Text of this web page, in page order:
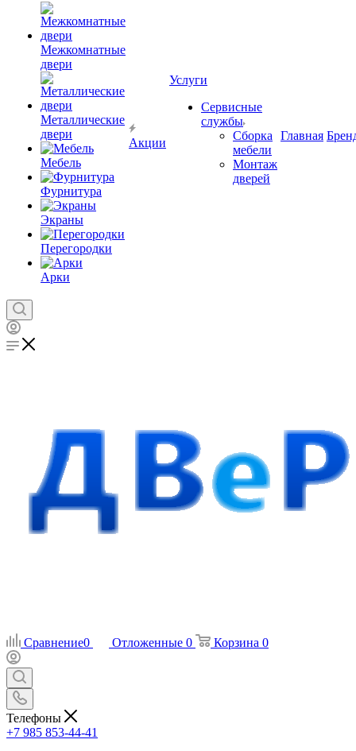
Межкомнатные
двери
Металлические
двери
Мебель
Фурнитура
Экраны
Перегородки
Арки
Акции
Услуги
Сервисные
службы
Сборка
мебели
Монтаж
дверей
Главная
Сравнение0 Отложенные 0 Корзина 0
Телефоны
+7 985 853-44-41